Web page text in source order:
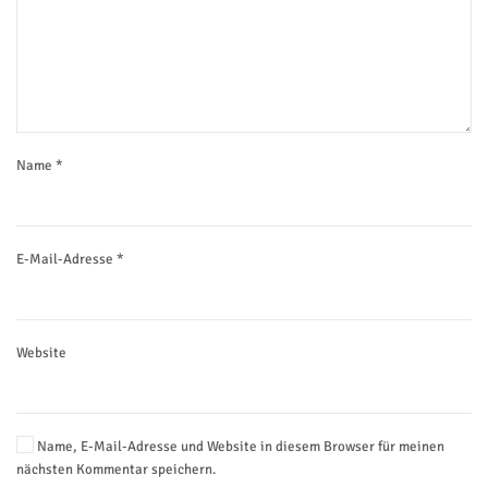
Name *
E-Mail-Adresse *
Website
Name, E-Mail-Adresse und Website in diesem Browser für meinen
nächsten Kommentar speichern.